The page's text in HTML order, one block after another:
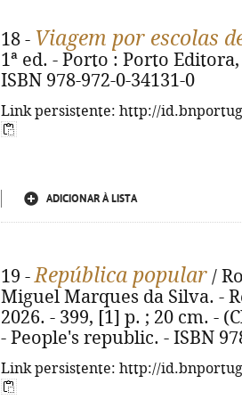
18 - Viagem por escolas
1ª ed. - Porto : Porto
ISBN 978-972-0-34131-0
Link persistente: http://
ADICIONAR À LISTA
19 -República popular /
Miguel Marques da Silva. -
2026. - 399, [1] p. ; 20 cm. -
- People's republic. - ISBN
Link persistente: http://